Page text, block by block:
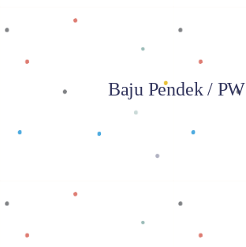
Baju Pendek / PW
Baca selengkapnya